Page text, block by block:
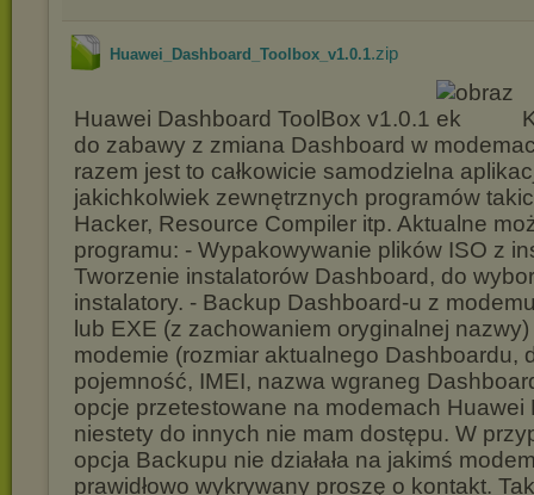
Huawei_Dashboard_Toolbox_v1.0.1.zip
Huawei Dashboard ToolBox v1.0.1
do zabawy z zmiana Dashboard w
razem jest to całkowicie samodzielna
jakichkolwiek zewnętrznych programów
Hacker, Resource Compiler itp. Aktualne
programu: - Wypakowywanie plików ISO z
Tworzenie instalatorów Dashboard, do
instalatory. - Backup Dashboard-u z
lub EXE (z zachowaniem oryginalnej nazwy)
modemie (rozmiar aktualnego Dashboardu,
pojemność, IMEI, nazwa wgraneg
opcje przetestowane na modemach Huawei
niestety do innych nie mam dostępu. W
opcja Backupu nie działała na jakimś
prawidłowo wykrywany proszę o kontakt.